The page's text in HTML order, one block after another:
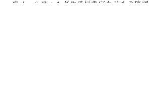
惑メールフォルダや受信設定などをご確認